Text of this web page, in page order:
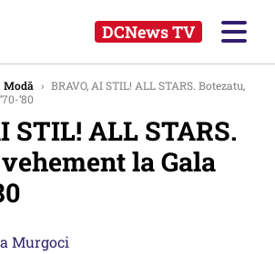
DCNews TV
Modă › BRAVO, AI STIL! ALL STARS. Botezatu,
‘80
STIL! ALL STARS.
la Gala
Murgoci